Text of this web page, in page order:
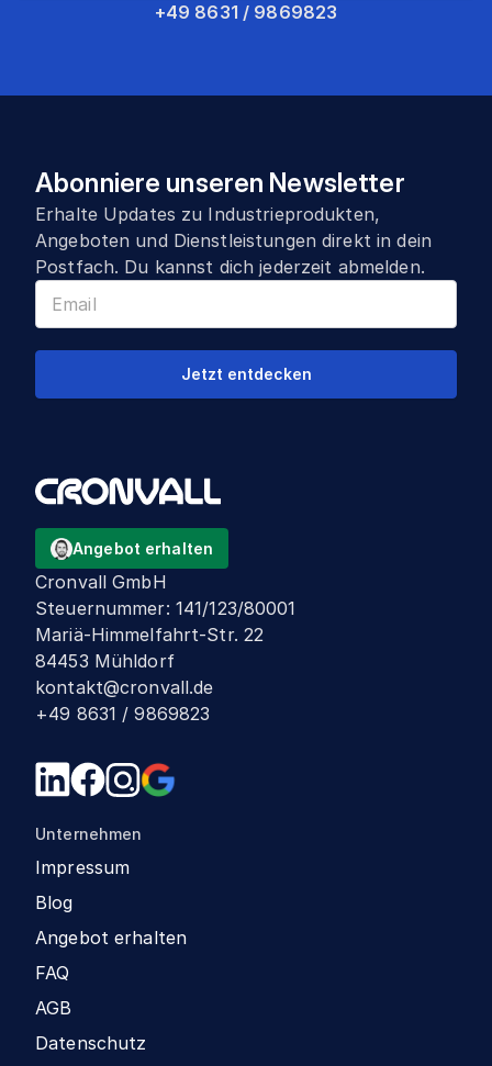
+49 8631 / 9869823
Abonniere unseren Newsletter
Erhalte Updates zu Industrieprodukten,
Angeboten und Dienstleistungen direkt in dein
Postfach. Du kannst dich jederzeit abmelden.
Jetzt entdecken
Angebot erhalten
Cronvall GmbH
Steuernummer: 141/123/80001
Mariä-Himmelfahrt-Str. 22
84453 Mühldorf
kontakt@cronvall.de
+49 8631 / 9869823
Unternehmen
Impressum
Blog
Angebot erhalten
FAQ
AGB
Datenschutz